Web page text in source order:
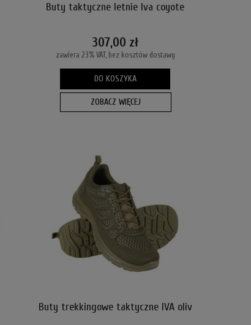
Buty taktyczne letnie Iva coyote
307,00 zł
zawiera 23% VAT, bez kosztów dostawy
DO KOSZYKA
ZOBACZ WIĘCEJ
Buty trekkingowe taktyczne IVA oliv